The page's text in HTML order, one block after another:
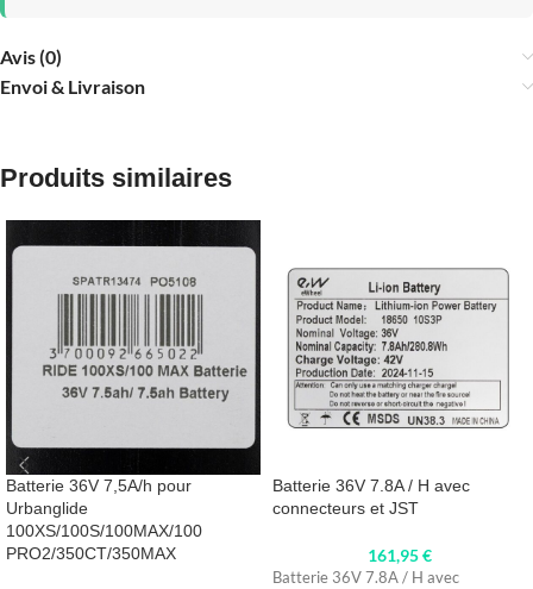
Avis (0)
Envoi & Livraison
Produits similaires
Batterie 36V 7,5A/h pour
Urbanglide
100XS/100S/100MAX/100
PRO2/350CT/350MAX
Batterie 36V 7.8A / H avec
connecteurs et JST
161,95€
Batterie 36V 7.8A / H avec